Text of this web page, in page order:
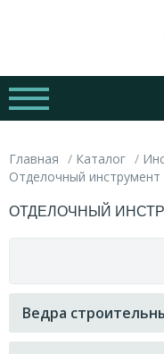
Главная Каталог
Отделочный инструмент
ОТДЕЛОЧНЫЙ
Цена
Ведра